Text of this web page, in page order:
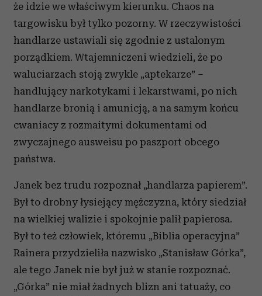
że idzie we właściwym kierunku. Chaos na
targowisku był tylko pozorny. W rzeczywistości
handlarze ustawiali się zgodnie z ustalonym
porządkiem. Wtajemniczeni wiedzieli, że po
waluciarzach stoją zwykle „aptekarze” –
handlujący narkotykami i lekarstwami, po nich
handlarze bronią i amunicją, a na samym końcu
cwaniacy z rozmaitymi dokumentami od
zwyczajnego ausweisu po paszport obcego
państwa.
Janek bez trudu rozpoznał „handlarza papierem”.
Był to drobny łysiejący mężczyzna, który siedział
na wielkiej walizie i spokojnie palił papierosa.
Był to też człowiek, któremu „Biblia operacyjna”
Rainera przydzieliła nazwisko „Stanisław Górka”,
ale tego Janek nie był już w stanie rozpoznać.
„Górka” nie miał żadnych blizn ani tatuaży, co